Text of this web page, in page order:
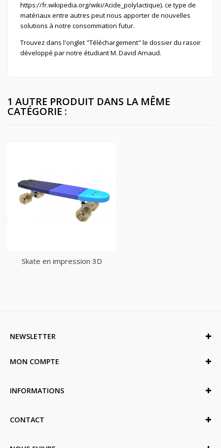
https://fr.wikipedia.org/wiki/Acide_polylactique). ce type de
matériaux entre autres peut nous apporter de nouvelles
solutions à notre consommation futur.
Trouvez dans l'onglet "Téléchargement" le dossier du rasoir
développé par notre étudiant M. David Arnaud.
1 AUTRE PRODUIT DANS LA MÊME
CATÉGORIE :
Skate en impression 3D
NEWSLETTER
MON COMPTE
INFORMATIONS
CONTACT